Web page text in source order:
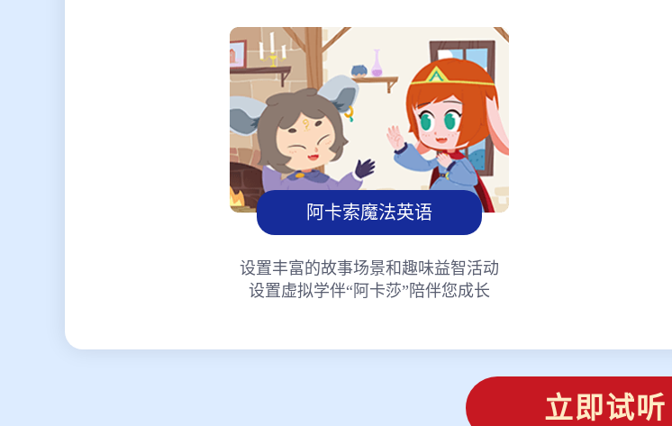
阿卡索魔法英语
设置丰富的故事场景和趣味益智活动
设置虚拟学伴“阿卡莎”陪伴您成长
立即试听